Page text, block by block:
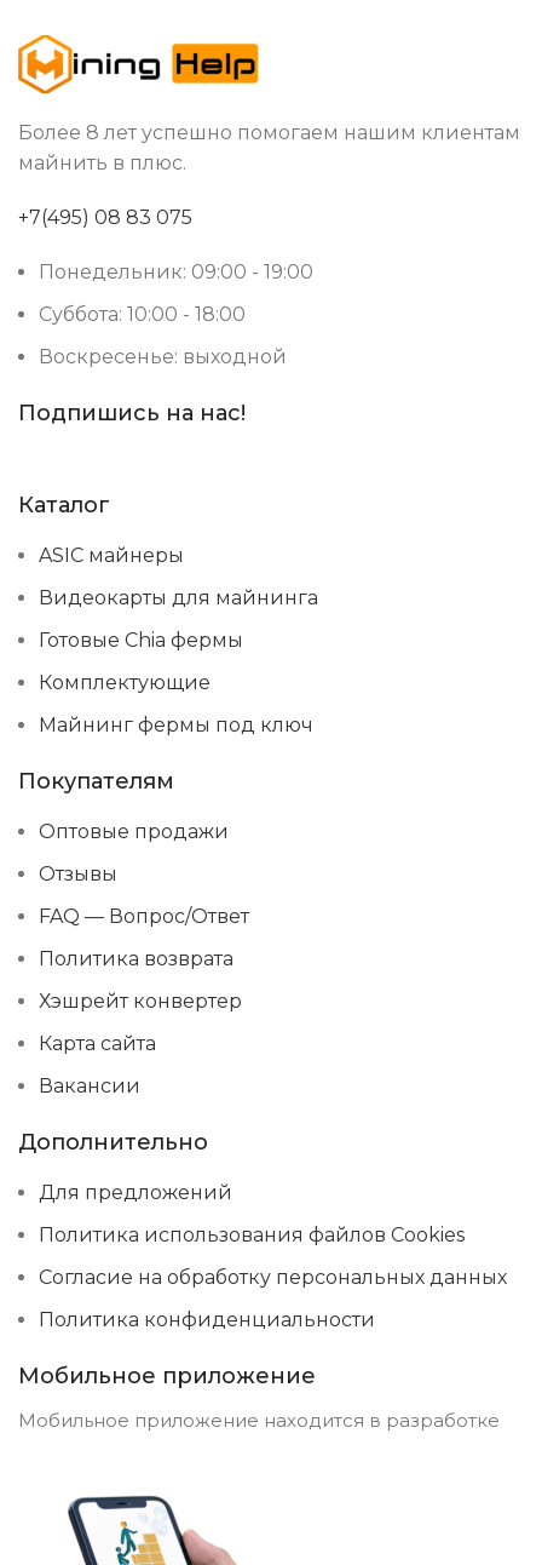
Более 8 лет успешно помогаем нашим клиентам
майнить в плюс.
+7(495) 08 83 075
Понедельник: 09:00 - 19:00
Суббота: 10:00 - 18:00
Воскресенье: выходной
Подпишись на нас!
Каталог
ASIC майнеры
Видеокарты для майнинга
Готовые Chia фермы
Комплектующие
Майнинг фермы под ключ
Покупателям
Оптовые продажи
Отзывы
FAQ — Вопрос/Ответ
Политика возврата
Хэшрейт конвертер
Карта сайта
Вакансии
Дополнительно
Для предложений
Политика использования файлов Cookies
Согласие на обработку персональных данных
Политика конфиденциальности
Мобильное приложение
Мобильное приложение находится в разработке